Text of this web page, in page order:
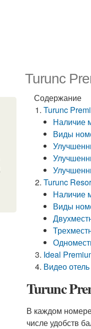
Turunc
Содержание
Turunc
Наличие
Виды
Turunc
Наличие
Виды
Ideal
Видео
Turunc
В каждом
числе удобств